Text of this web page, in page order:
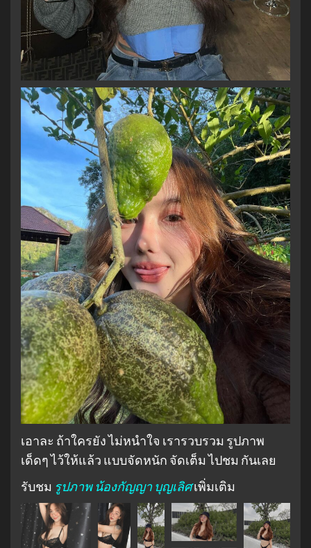
เอาละ ถ้าใครยัง ไม่หนำใจ เรารวบรวม รูปภาพ
เด็ดๆ ไว้ให้แล้ว แบบจัดหนัก จัดเต็ม ไปชม กันเลย
รับชม รูปภาพ น้องกัญญา บุญเลิศเพิ่มเติม